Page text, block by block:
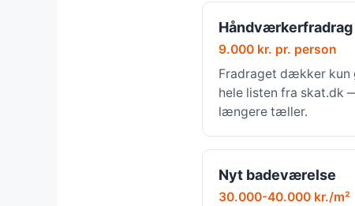
9.000 kr. pr. person
Fradraget dækker kun
hele listen fra skat.dk
længere tæller.
Nyt badeværelse
30.000-40.000 kr./m²